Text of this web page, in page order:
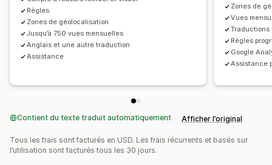
Règles
Zones de géolocalisation
Jusqu’à 750 vues mensuelles
Anglais et une autre traduction
Assistance
Zones de
Vues
Traductions
Règles
Google
Assistance
Contient du texte traduit automatiquement Afficher l’original
Tous les frais sont facturés en USD. Les frais récurrents et basés sur
l’utilisation sont facturés tous les 30 jours.